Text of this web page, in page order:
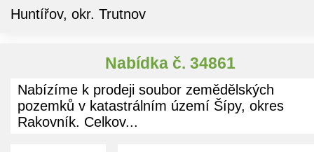
Huntířov, okr. Trutnov
Nabídka č. 34861
Nabízíme k prodeji soubor zemědělských
pozemků v katastrálním území Šípy, okres
Rakovník. Celkov...